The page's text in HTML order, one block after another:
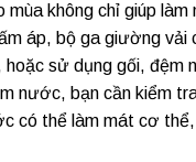
không chỉ giúp
áp, bộ ga giường vải
hoặc sử dụng gối,
nước, bạn cần kiểm
có thể làm mát cơ